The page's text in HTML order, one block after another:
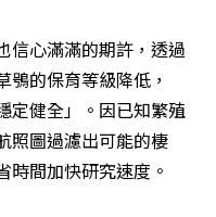
信心滿滿的期許，透過
的保育等級降低，
定健全」。因已知繁殖
照圖過濾出可能的棲
時間加快研究速度。